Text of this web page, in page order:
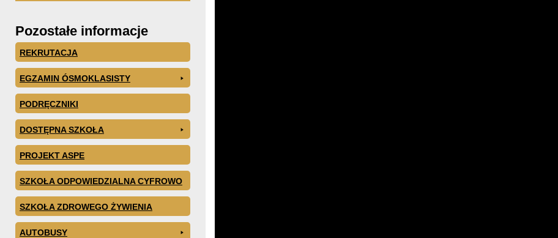
Pozostałe informacje
REKRUTACJA
EGZAMIN ÓSMOKLASISTY
PODRĘCZNIKI
DOSTĘPNA SZKOŁA
PROJEKT ASPE
SZKOŁA ODPOWIEDZIALNA CYFROWO
SZKOŁA ZDROWEGO ŻYWIENIA
AUTOBUSY